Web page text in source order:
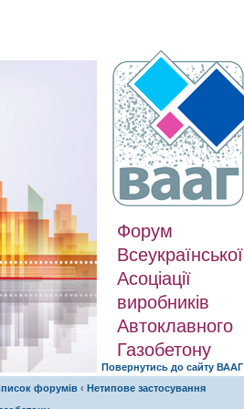
Форум
Всеукраїнської
Асоціації
виробників
Автоклавного
Газобетону
Повернутись до сайту ВААГ
форумів ‹ Нетипове застосування